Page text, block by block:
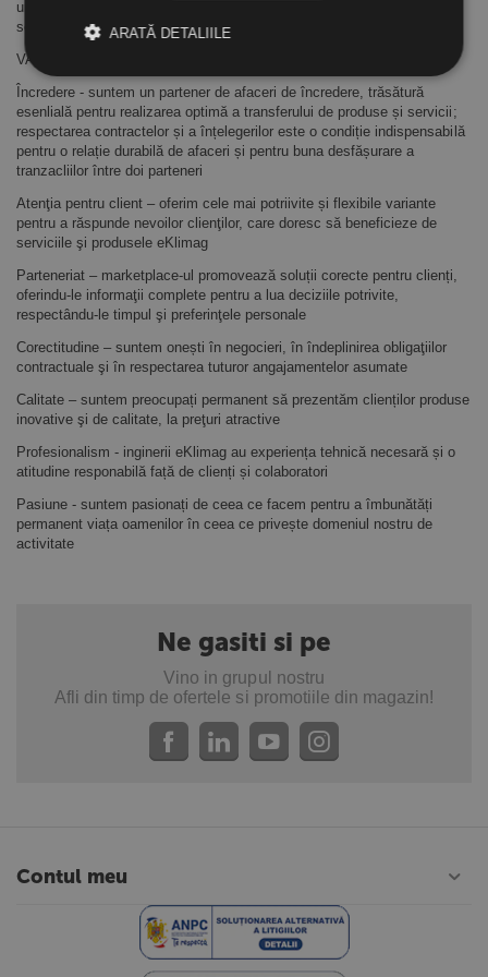
un marketplace online, de unde clienţii îşi pot procura produse şi
servicii, vrem să fim "Soluţia eficientă pe care o caută clienţii noştri!".
VALORI MARKETPLACE
Încredere - suntem un partener de afaceri de încredere, trăsătură
esenlială pentru realizarea optimă a transferului de produse și servicii;
respectarea contractelor și a înțelegerilor este o condiție indispensabilă
pentru o relație durabilă de afaceri și pentru buna desfășurare a
tranzacliilor între doi parteneri
Atenţia pentru client – oferim cele mai potriivite și flexibile variante
pentru a răspunde nevoilor clienţilor, care doresc să beneficieze de
serviciile şi produsele eKlimag
Parteneriat – marketplace-ul promovează soluții corecte pentru clienți,
oferindu-le informaţii complete pentru a lua deciziile potrivite,
respectându-le timpul şi preferinţele personale
Corectitudine – suntem onești în negocieri, în îndeplinirea obligaţiilor
contractuale şi în respectarea tuturor angajamentelor asumate
Calitate – suntem preocupați permanent să prezentăm clienților produse
inovative şi de calitate, la preţuri atractive
Profesionalism - inginerii eKlimag au experiența tehnică necesară și o
atitudine responabilă față de clienți și colaboratori
Pasiune - suntem pasionați de ceea ce facem pentru a îmbunătăți
permanent viața oamenilor în ceea ce privește domeniul nostru de
activitate
Ne gasiti si pe
Vino in grupul nostru
Afli din timp de ofertele si promotiile din magazin!
Contul meu
ARATĂ DETALIILE